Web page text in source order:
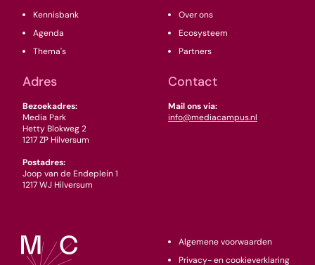
Kennisbank
Agenda
Thema's
Over ons
Ecosysteem
Partners
Adres
Bezoekadres:
Media Park
Hetty Blokweg 2
1217 ZP Hilversum
Postadres:
Joop van de Endeplein 1
1217 WJ Hilversum
Contact
Mail ons via:
info@mediacampus.nl
Algemene voorwaarden
Privacy- en cookieverklaring